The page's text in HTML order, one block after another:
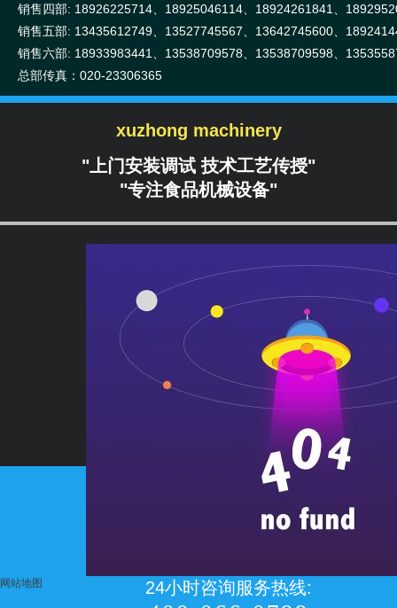
销售四部: 18926225714、18925046114、18924261841、
销售五部: 13435612749、13527745567、13642745600、
销售六部: 18933983441、13538709578、13538709598、
总部传真：020-23306365
xuzhong machinery
"上门安装调试 技术工艺传授"
"专注食品机械设备"
24小时咨询服务热线:
网站地图